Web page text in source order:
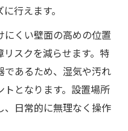
行えます。
にくい壁面の高めの位置
スクを減らせます。特
であるため、湿気や汚れ
となります。設置場所
、日常的に無理なく操作